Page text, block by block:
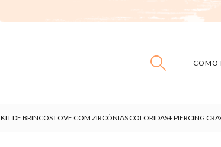
COMO
KIT DE BRINCOS LOVE COM ZIRCÔNIAS COLORIDAS+ PIERCING